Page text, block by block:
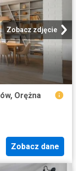
Zobacz zdjęcie
Orężna
Zobacz dane